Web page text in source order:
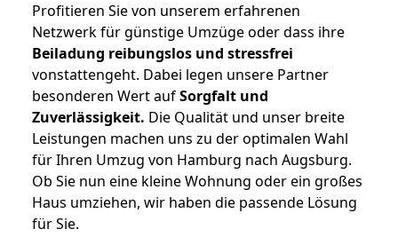
Profitieren Sie von unserem erfahrenen
Netzwerk für günstige Umzüge oder dass ihre
Beiladung reibungslos und stressfrei
vonstattengeht. Dabei legen unsere Partner
besonderen Wert aufSorgfalt und
Zuverlässigkeit. Die Qualität und unser breite
Leistungen machen uns zu der optimalen Wahl
für Ihren Umzug von Hamburg nach Augsburg.
Ob Sie nun eine kleine Wohnung oder ein großes
Haus umziehen, wir haben die passende Lösung
für Sie.